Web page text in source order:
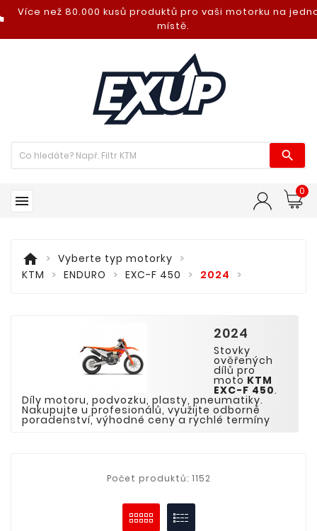
Více než 80.000 kusů produktů pro vaši motorku na
místě.


0
home
Vyberte typ motorky
KTM
ENDURO EXC-F 450 2024
2024
Stovky
ověřených
dílů pro
moto KTM
EXC-F 450.
Díly motoru, podvozku, plasty, pneumatiky.
Nakupujte u profesionálů, využijte odborné
poradenství, výhodné ceny a rychlé termíny
Počet produktů: 1152